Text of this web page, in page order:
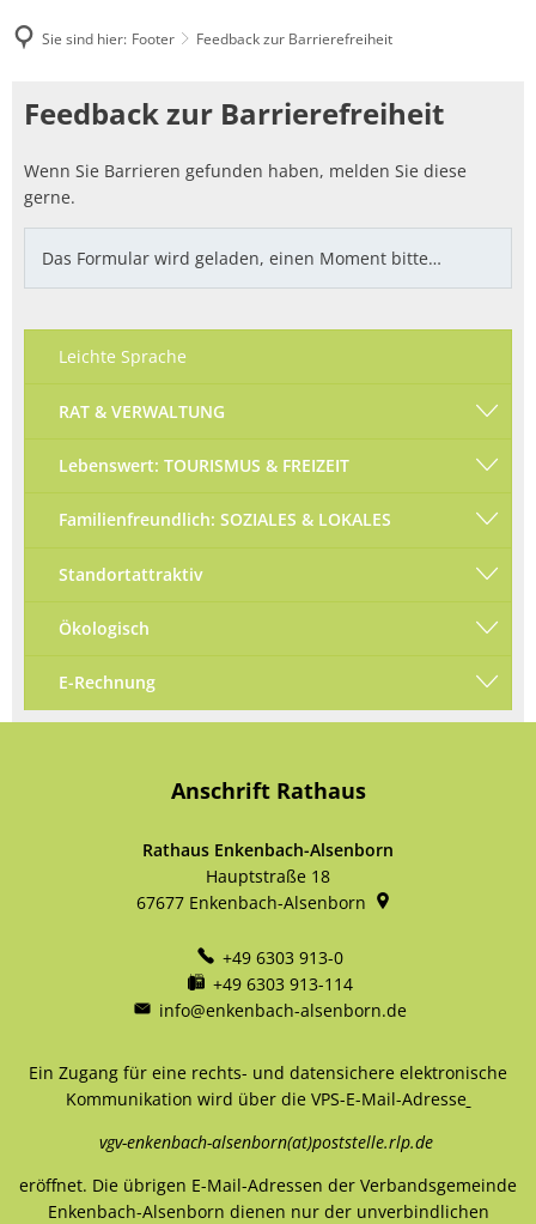
Sie sind hier: Footer Feedback zur Barrierefreiheit
Feedback
Barrierefreiheit
Feedback zur Barrierefreiheit
Wenn Sie Barrieren gefunden haben, melden Sie diese
gerne.
Das Formular wird geladen, einen Moment bitte…
Leichte Sprache
RAT & VERWALTUNG
Lebenswert: TOURISMUS & FREIZEIT
Familienfreundlich: SOZIALES & LOKALES
Standortattraktiv
Ökologisch
E-Rechnung
Anschrift Rathaus
Rathaus Enkenbach-Alsenborn
Hauptstraße 18
67677 Enkenbach-Alsenborn
+49 6303 913-0
+49 6303 913-114
info@enkenbach-alsenborn.de
Ein Zugang für eine rechts- und datensichere elektronische
Kommunikation wird über die VPS-E-Mail-Adresse
vgv-enkenbach-alsenborn(at)poststelle.rlp.de
eröffnet. Die übrigen E-Mail-Adressen der Verbandsgemeinde
Enkenbach-Alsenborn dienen nur der unverbindlichen